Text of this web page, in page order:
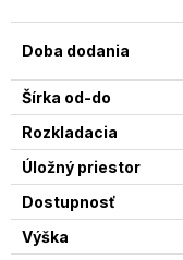
Doba dodania
Šírka od-do
Rozkladacia
Úložný priestor
Dostupnosť
Výška